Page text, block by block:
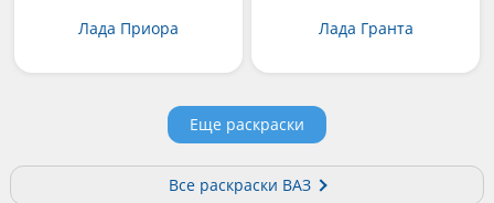
Лада Приора Лада Гранта
Еще раскраски
Все раскраски ВАЗ